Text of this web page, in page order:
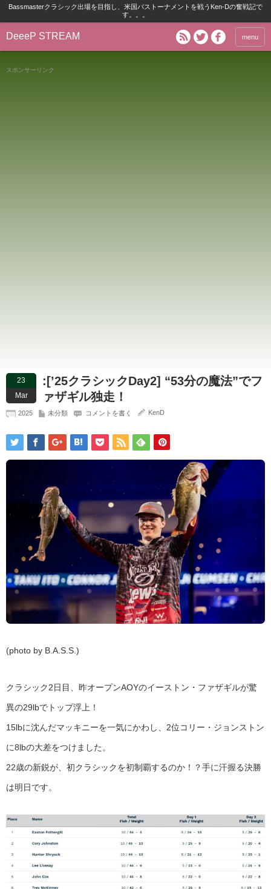
Bassmasterクラシック出場を目指し、米国バストーナメントを戦うKen-Dの奮戦記で
す。。。
DeeeP STREAM menu
スポンサーリンク
23
Mar
:[’25クラシックDay2] “53分の魔法”でフ
ァザギル独走！
2025 未分類 コメントを書く KenD
(photo by B.A.S.S.)
クラシック2日目、昨オープンAOYのイーストン・ファザギルが驚
異の29lbでトップ浮上！
15lbに沈んだマッキニーを一気にかわし、2位コリー・ジョンストン
に8lbの大差をつけました。
22歳の新鋭が、初クラシックを初制覇するのか！？手に汗握る決勝
は明日です。